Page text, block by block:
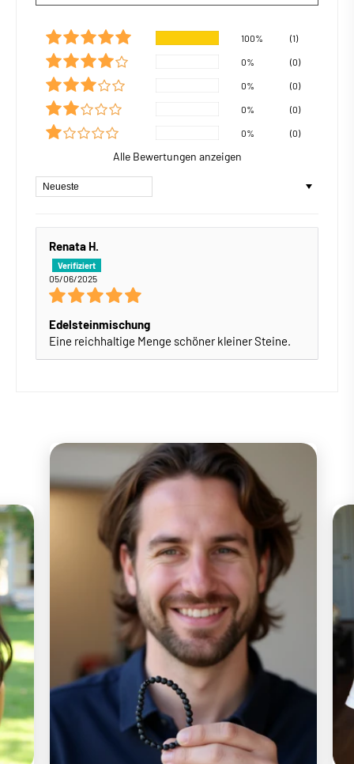
100% (1)
0% (0)
0% (0)
0% (0)
0% (0)
Alle Bewertungen anzeigen
Sort by
Renata H.
05/06/2025
Edelsteinmischung
Eine reichhaltige Menge schöner kleiner Steine.